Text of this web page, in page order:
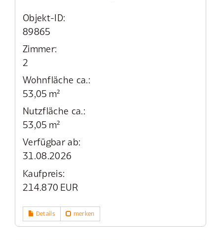
Objekt-ID:
89865
Zimmer:
2
Wohnfläche ca.:
53,05 m²
Nutzfläche ca.:
53,05 m²
Verfügbar ab:
31.08.2026
Kaufpreis:
214.870 EUR
Details merken